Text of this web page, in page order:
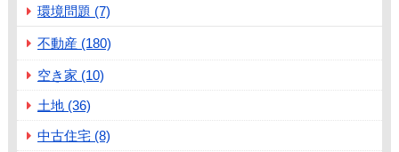
環境問題 (7)
不動産 (180)
空き家 (10)
土地 (36)
中古住宅 (8)